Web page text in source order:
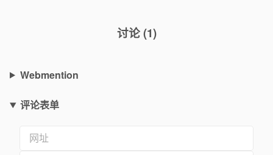
讨论 (1)
Webmention
评论表单
网址